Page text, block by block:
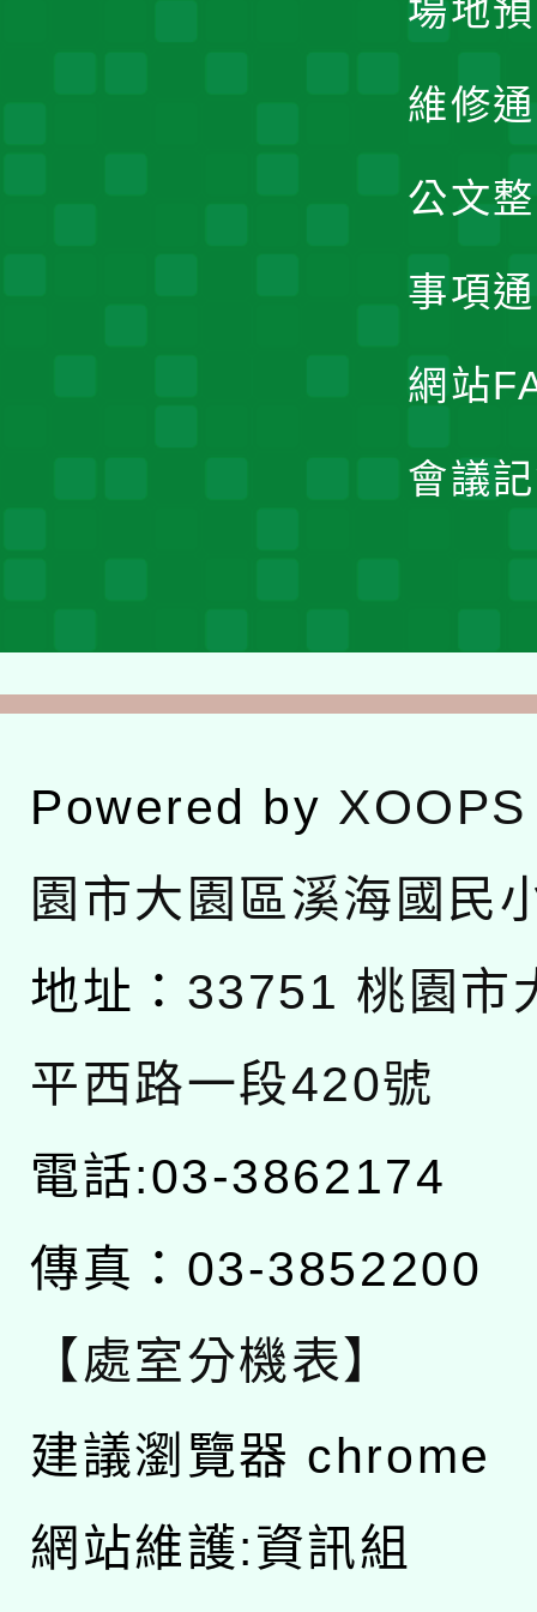
場地
維修
公文
事項
網站
會議
Powered by XOOPS
園市大園區溪海國民
地址： 33751 桃園市
平西路一段420號
電話:03-3862174
傳真：03-3852200
【處室分機表】
建議瀏覽器 chrome
網站維護:資訊組